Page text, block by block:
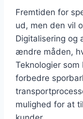
Fremtiden for
ud, men den vil
Digitalisering og
ændre måden,
Teknologier som
forbedre
mulighed for at